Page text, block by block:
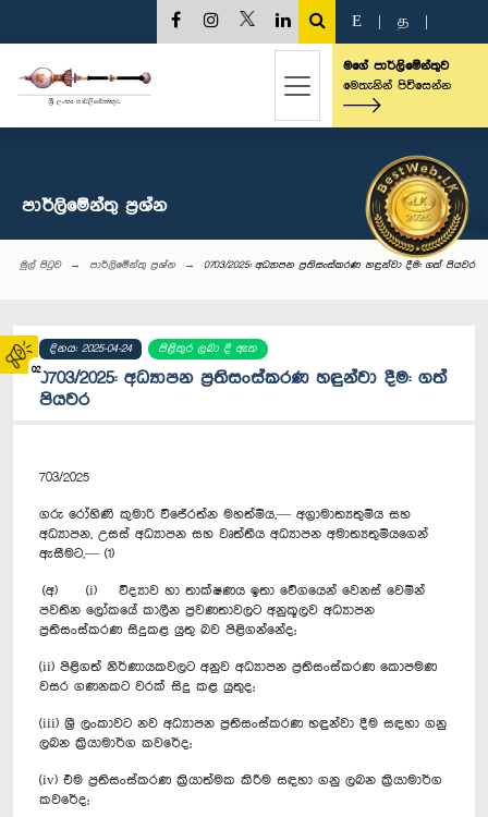
02
E த
මගේ පාර්ලිමේන්තුව
මෙතැනින් පිවිසෙන්න
පාර්ලි‌මේන්තු‌ ප්‍රශ්න
මුල් පිටුව පාර්ලි‌මේන්තු‌ ප්‍රශ්න 0703/2025: අධ්‍යාපන ප්‍රතිසංස්කරණ හඳුන්වා දීම: ගත් පියවර
දිනය: 2025-04-24 පිළිතුර ලබා දී ඇත
0703/2025: අධ්‍යාපන ප්‍රතිසංස්කරණ හඳුන්වා දීම: ගත්
පියවර
703/2025
ගරු රෝහිණි කුමාරි විජේරත්න මහත්මිය,— අග්‍රාමාත්‍යතුමිය සහ
අධ්‍යාපන, උසස් අධ්‍යාපන සහ වෘත්තීය අධ්‍යාපන අමාත්‍යතුමියගෙන්
ඇසීමට,— (1)
(අ) (i) විද්‍යාව හා තාක්ෂණය ඉතා වේගයෙන් වෙනස් වෙමින්
පවතින ලෝකයේ කාලීන ප්‍රවණතාවලට අනුකූලව අධ්‍යාපන
ප්‍රතිසංස්කරණ සිදුකළ යුතු බව පිළිගන්නේද;
(ii) පිළිගත් නිර්ණායකවලට අනුව අධ්‍යාපන ප්‍රතිසංස්කරණ කොපමණ
වසර ගණනකට වරක් සිදු කළ යුතුද;
(iii) ශ්‍රී ලංකාවට නව අධ්‍යාපන ප්‍රතිසංස්කරණ හඳුන්වා දීම සඳහා ගනු
ලබන ක්‍රියාමාර්ග කවරේද;
(iv) එම ප්‍රතිසංස්කරණ ක්‍රියාත්මක කිරීම සඳහා ගනු ලබන ක්‍රියාමාර්ග
කවරේද;